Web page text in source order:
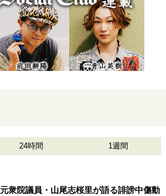
24時間 1週間
元衆院議員・山尾志桜里が語る誹謗中傷動